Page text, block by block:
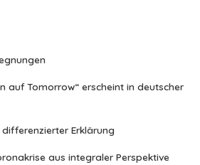
auf Tomorrow“ erscheint in deutscher
Erklärung
aus integraler Perspektive